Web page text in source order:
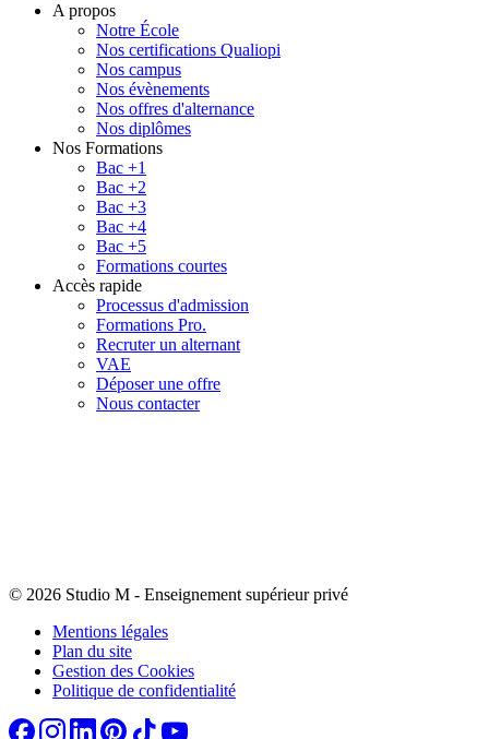
A propos
Notre École
Nos certifications Qualiopi
Nos campus
Nos évènements
Nos offres d'alternance
Nos diplômes
Nos Formations
Bac +1
Bac +2
Bac +3
Bac +4
Bac +5
Formations courtes
Accès rapide
Processus d'admission
Formations Pro.
Recruter un alternant
VAE
Déposer une offre
Nous contacter
© 2026 Studio M - Enseignement supérieur privé
Mentions légales
Plan du site
Gestion des Cookies
Politique de confidentialité